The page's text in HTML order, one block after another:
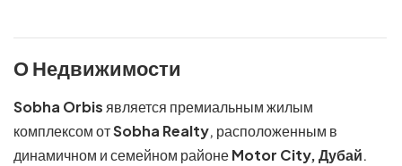
О Недвижимости
Sobha Orbisявляется премиальным жилым
комплексом отSobha Realty, расположенным в
динамичном и семейном районеMotor City, Дубай.